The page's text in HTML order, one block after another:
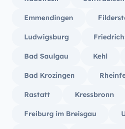
Emmendingen
Ludwigsburg
Bad Saulgau Kehl
Bad Krozingen
Rastatt Kressbronn
Freiburg im Breisgau